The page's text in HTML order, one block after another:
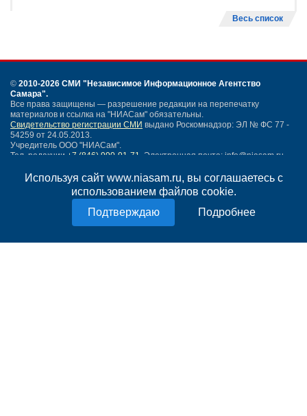
Используя сайт www.niasam.ru, вы соглашаетесь с
использованием файлов cookie.
Подробнее
Весь список
© 2010-2026 СМИ "Независимое Информационное Агентство
Самара".
Все права защищены — разрешение редакции на перепечатку
материалов и ссылка на "НИАСам" обязательны.
Свидетельство регистрации СМИ выдано Роскомнадзор: ЭЛ № ФС 77 -
54259 от 24.05.2013.
Учредитель ООО "НИАСам".
Тел. редакции +7 (846) 990-91-71. Электронная почта: info@niasam.ru
Написать письмо
Политика конфиденциальности
18+